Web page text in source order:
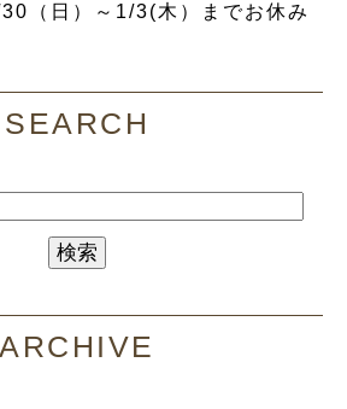
（日）～1/3(木）までお休み
SEARCH
ARCHIVE